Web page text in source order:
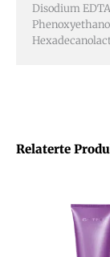
Relaterte
Disodium